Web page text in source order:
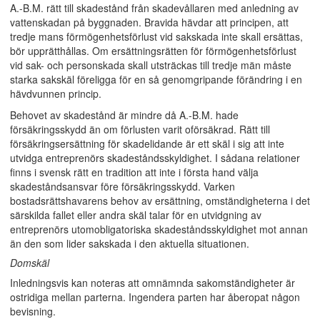
A.-B.M. rätt till skadestånd från skadevållaren med anledning av
vattenskadan på byggnaden. Bravida hävdar att principen, att
tredje mans förmögenhetsförlust vid sakskada inte skall ersättas,
bör upprätthållas. Om ersättningsrätten för förmögenhetsförlust
vid sak- och personskada skall utsträckas till tredje män måste
starka sakskäl föreligga för en så genomgripande förändring i en
hävdvunnen princip.
Behovet av skadestånd är mindre då A.-B.M. hade
försäkringsskydd än om förlusten varit oförsäkrad. Rätt till
försäkringsersättning för skadelidande är ett skäl i sig att inte
utvidga entreprenörs skadeståndsskyldighet. I sådana relationer
finns i svensk rätt en tradition att inte i första hand välja
skadeståndsansvar före försäkringsskydd. Varken
bostadsrättshavarens behov av ersättning, omständigheterna i det
särskilda fallet eller andra skäl talar för en utvidgning av
entreprenörs utomobligatoriska skadeståndsskyldighet mot annan
än den som lider sakskada i den aktuella situationen.
Domskäl
Inledningsvis kan noteras att omnämnda sakomständigheter är
ostridiga mellan parterna. Ingendera parten har åberopat någon
bevisning.